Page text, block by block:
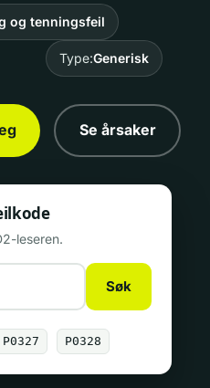
og tenningsfeil
Type:Generisk
Se årsaker
leseren.
Søk
P0327 P0328